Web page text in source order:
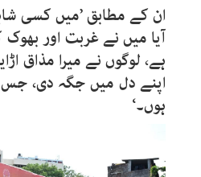
ان کے مطابق ’میں کسی
آیا میں نے غربت اور
ہے، لوگوں نے میرا مذاق
اپنے دل میں جگہ دی، جس
ہوں۔‘